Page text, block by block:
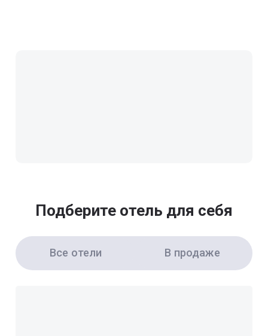
Подберите отель для себя
Все отели В продаже